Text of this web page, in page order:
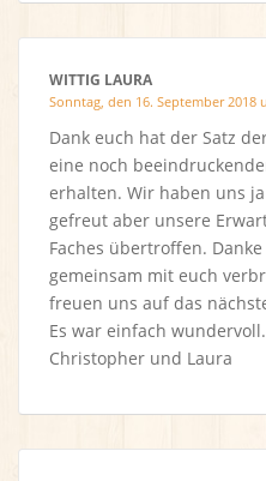
WITTIG LAURA
Sonntag, den 16. September 2018
Dank euch hat der Satz
eine noch
erhalten. Wir haben uns
gefreut aber unsere
Faches übertroffen.
gemeinsam mit euch
freuen uns auf das
Es war einfach
Christopher und Laura